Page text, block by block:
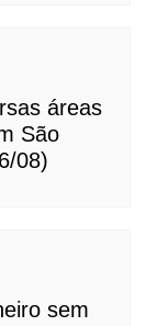
áreas
São
08)
sem